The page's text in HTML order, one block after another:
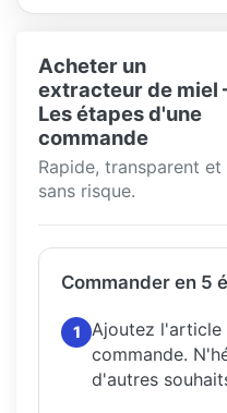
Acheter un
extracteur de miel
Les étapes d'une
commande
Rapide, transparent et
sans risque.
Commander en 5
1
Ajoutez l'article
commande.
d'autres